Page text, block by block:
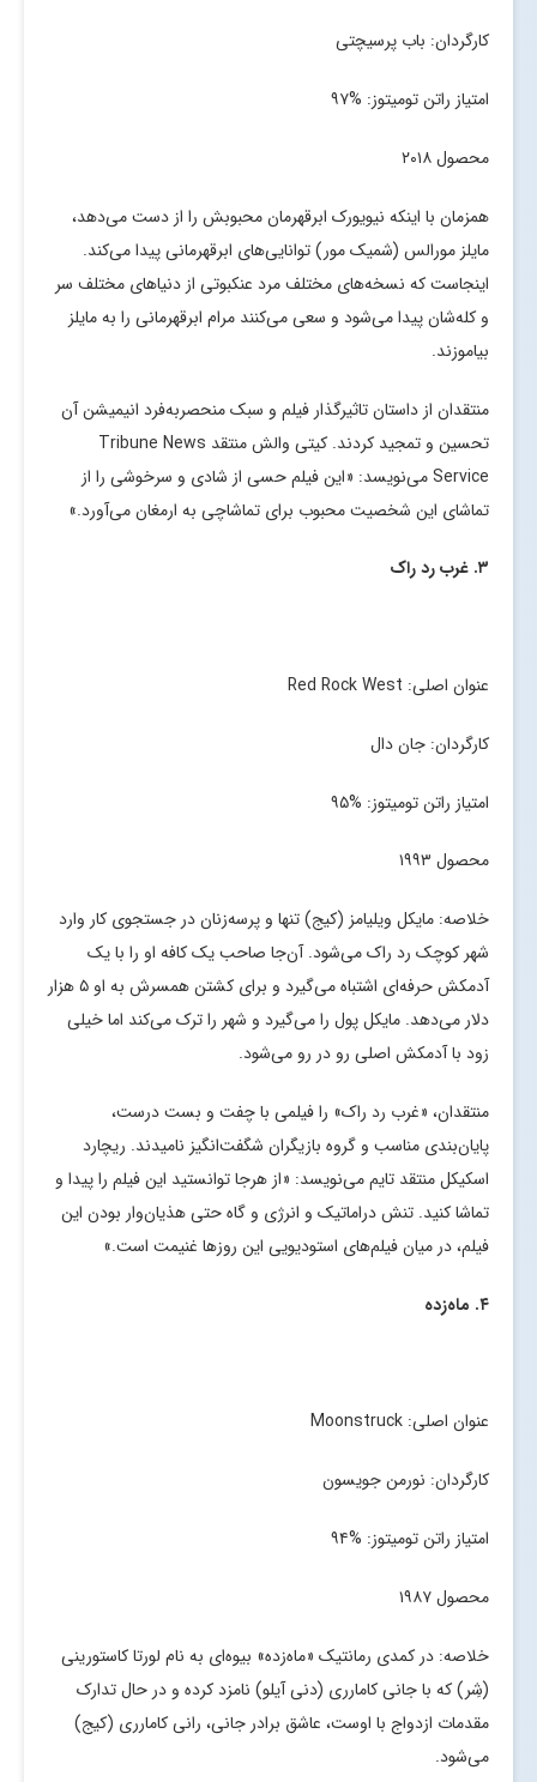
کارگردان: باب پرسیچتی
امتیاز راتن تومیتوز: %۹۷
محصول ۲۰۱۸
همزمان با اینکه نیویورک ابرقهرمان محبوبش را از دست می‌دهد،
مایلز مورالس (شمیک مور) توانایی‌های ابرقهرمانی پیدا می‌کند.
اینجاست که نسخه‌های مختلف مرد عنکبوتی از دنیاهای مختلف سر
و کله‌شان پیدا می‌شود و سعی می‌کنند مرام ابرقهرمانی را به مایلز
بیاموزند.
منتقدان از داستان تاثیرگذار فیلم و سبک منحصربه‌فرد انیمیشن آن
تحسین و تمجید کردند. کیتی والش منتقد Tribune News
Service می‌نویسد: «این فیلم حسی از شادی و سرخوشی را از
تماشای این شخصیت محبوب برای تماشاچی به ارمغان می‌آورد.»
۳. غرب رد راک
عنوان اصلی: Red Rock West
کارگردان: جان دال
امتیاز راتن تومیتوز: %۹۵
محصول ۱۹۹۳
خلاصه: مایکل ویلیامز (کیج) تنها و پرسه‌زنان در جستجوی کار وارد
شهر کوچک رد راک می‌شود. آن‌جا صاحب یک کافه او را با یک
آدمکش حرفه‌ای اشتباه می‌گیرد و برای کشتن همسرش به او ۵ هزار
دلار می‌دهد. مایکل پول را می‌گیرد و شهر را ترک می‌کند اما خیلی
زود با آدمکش اصلی رو در رو می‌شود.
منتقدان، «غرب رد راک» را فیلمی با چفت و بست درست،
پایان‌بندی مناسب و گروه بازیگران شگفت‌انگیز نامیدند. ریچارد
اسکیکل منتقد تایم می‌نویسد: «از هرجا توانستید این فیلم را پیدا و
تماشا کنید. تنش دراماتیک و انرژی و گاه حتی هذیان‌وار بودن این
فیلم، در میان فیلم‌های استودیویی این روزها غنیمت است.»
۴. ماه‌زده
عنوان اصلی: Moonstruck
کارگردان: نورمن جویسون
امتیاز راتن تومیتوز: %۹۴
محصول ۱۹۸۷
خلاصه: در کمدی رمانتیک «ماه‌زده» بیوه‌ای به نام لورتا کاستورینی
(شِر) که با جانی کامارری (دنی آیلو) نامزد کرده و در حال تدارک
مقدمات ازدواج با اوست، عاشق برادر جانی، رانی کامارری (کیج)
می‌شود.